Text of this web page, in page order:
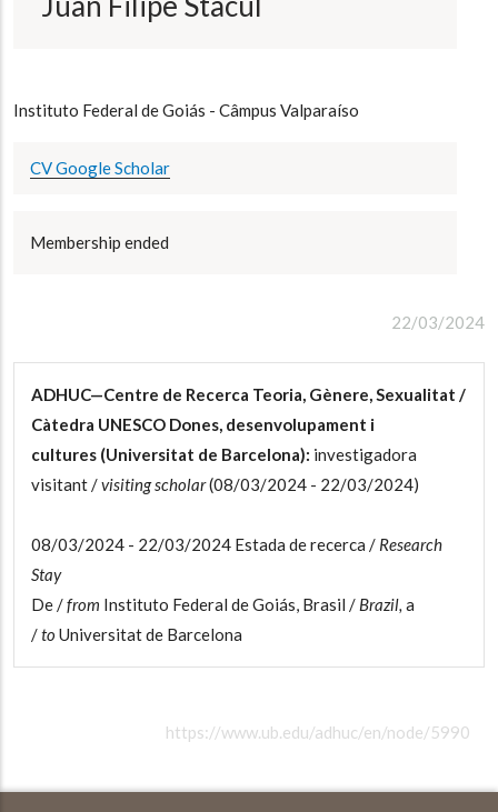
Instituto Federal de Goiás - Câmpus Valparaíso
CV Google Scholar
Membership ended
22/03/2024
ADHUC—Centre de Recerca Teoria, Gènere, Sexualitat /
Càtedra UNESCO Dones, desenvolupament i
cultures (Universitat de Barcelona): investigadora
visitant /visiting scholar(08/03/2024 - 22/03/2024)
08/03/2024 - 22/03/2024 Estada de recerca / Research
Stay
De /from Instituto Federal de Goiás, Brasil / Brazil, a
/to Universitat de Barcelona
https://www.ub.edu/adhuc/en/node/5990